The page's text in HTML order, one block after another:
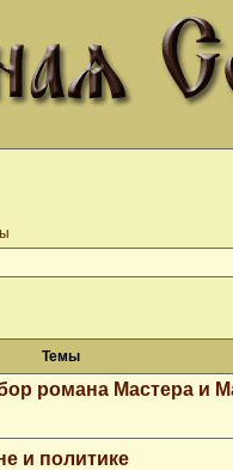
Темы
романа Мастера и
и политике